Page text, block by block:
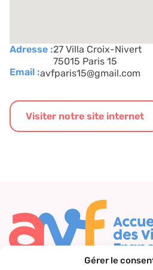
Gérer le
Adresse :27 Villa Croix-Nivert
75015 Paris 15
Email :avfparis15@gmail.com
Visiter notre site internet